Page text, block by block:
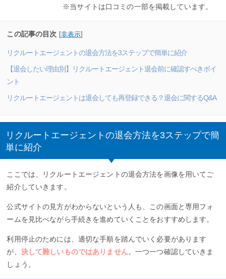
※当サイトは口コミの一部を掲載しています。
この記事の目次 [非表示]
リクルートエージェントの退会方法を3ステップで簡単に紹介
【退会したい理由別】リクルートエージェント退会前に確認すべきポイ
ント
リクルートエージェントは退会しても再登録できる？退会に関するQ&A
リクルートエージェントの退会方法を3ステップで簡
単に紹介
ここでは、リクルートエージェントの退会方法を画像を用いてご
紹介していきます。
公式サイトの見方がわからないという人も、この画面と専用フォ
ームを見比べながら手続きを進めていくことをおすすめします。
利用停止のためには、適切な手順を踏んでいく必要があります
が、 決して難しいものではありません。一つ一つ確認していきま
しょう。